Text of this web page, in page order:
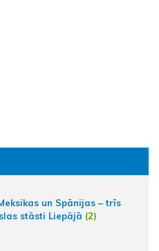
un Spānijas – trīs
stāsti Liepājā (2)